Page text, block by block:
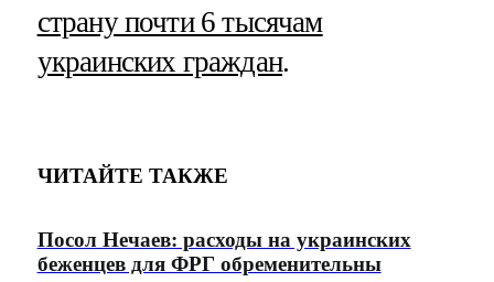
страну почти 6 тысячам
украинских граждан.
ЧИТАЙТЕ ТАКЖЕ
Посол Нечаев: расходы на украинских
беженцев для ФРГ обременительны